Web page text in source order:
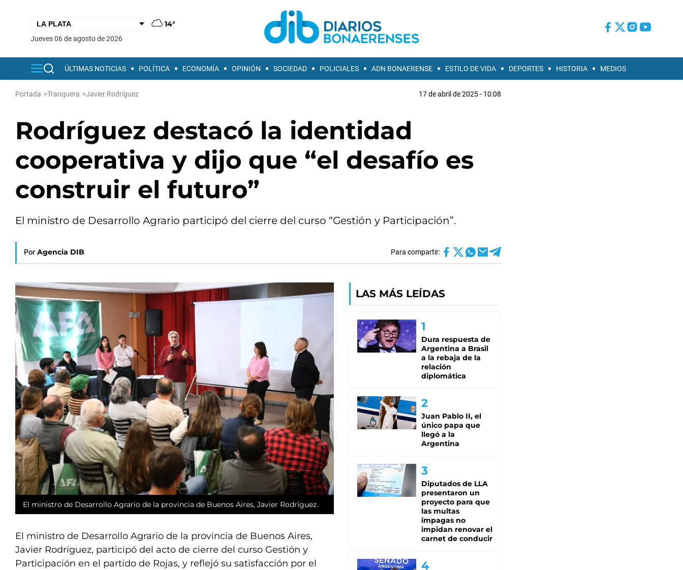
14°
jueves 06 de agosto de 2026
ÚLTIMAS NOTICIAS POLÍTICA ECONOMÍA OPINIÓN SOCIEDAD POLICIALES ADN BONAERENSE ESTILO DE VIDA DEPORTES HISTORIA MEDIOS
Portada >Tranquera >Javier Rodríguez 17 de abril de 2025 - 10:08
Rodríguez destacó la identidad
cooperativa y dijo que “el desafío es
construir el futuro”
El ministro de Desarrollo Agrario participó del cierre del curso “Gestión y Participación”.
Por Agencia DIB Para compartir:
El ministro de Desarrollo Agrario de la provincia de Buenos Aires, Javier Rodríguez.
El ministro de Desarrollo Agrario de la provincia de Buenos Aires,
Javier Rodríguez, participó del acto de cierre del curso Gestión y
Participación en el partido de Rojas, y reflejó su satisfacción por el
LAS MÁS LEÍDAS
Dura respuesta de
Argentina a Brasil
a la rebaja de la
relación
diplomática
Juan Pablo II, el
único papa que
llegó a la
Argentina
Diputados de LLA
presentaron un
proyecto para que
las multas
impagas no
impidan renovar el
carnet de conducir